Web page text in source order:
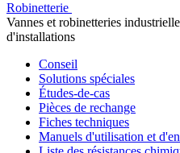
Robinetterie
Vannes et robinetteries
d'installations
Conseil
Solutions spéciales
Études-de-cas
Pièces de rechange
Fiches techniques
Manuels d'utilisation et